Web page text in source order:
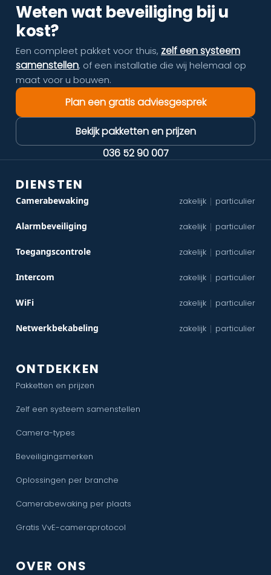
Weten wat beveiliging bij u
kost?
Een compleet pakket voor thuis, zelf een systeem
samenstellen, of een installatie die wij helemaal op
maat voor u bouwen.
Plan een gratis adviesgesprek
Bekijk pakketten en prijzen
036 52 90 007
DIENSTEN
Camerabewaking zakelijk | particulier
Alarmbeveiliging zakelijk | particulier
Toegangscontrole zakelijk | particulier
Intercom zakelijk | particulier
WiFi zakelijk | particulier
Netwerkbekabeling zakelijk | particulier
ONTDEKKEN
Pakketten en prijzen
Zelf een systeem samenstellen
Camera-types
Beveiligingsmerken
Oplossingen per branche
Camerabewaking per plaats
Gratis VvE-cameraprotocol
OVER ONS